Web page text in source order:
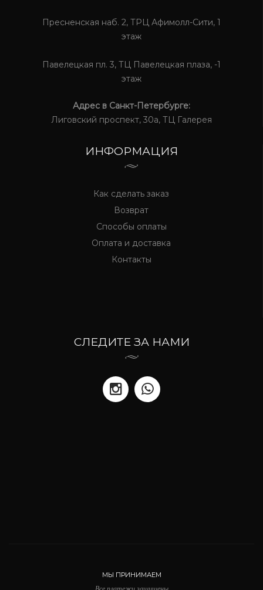
Пресненская наб. 2, ТРЦ Афимолл-Сити, 1
этаж
Павелецкая пл. 3, ТЦ Павелецкая плаза, -1
этаж
Адрес в Санкт-Петербурге:
Лиговский проспект, 30а, ТЦ Галерея
ИНФОРМАЦИЯ
Как сделать заказ
Возврат
Способы оплаты
Оплата и доставка
Контакты
СЛЕДИТЕ ЗА НАМИ
МЫ ПРИНИМАЕМ